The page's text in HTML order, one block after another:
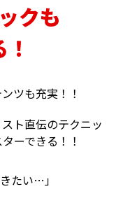
クも
ツも充実！！
ト直伝のテクニッ
ーできる！！
たい…」